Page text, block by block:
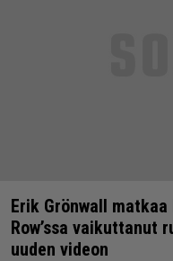
Erik Grönwall
Row’ssa vaikuttanut
uuden videon